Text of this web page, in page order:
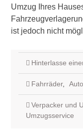
Umzug Ihres
ist jedoch nicht
Hinterlasse
Fahrräder,
Verpacker und
Umzugsservice